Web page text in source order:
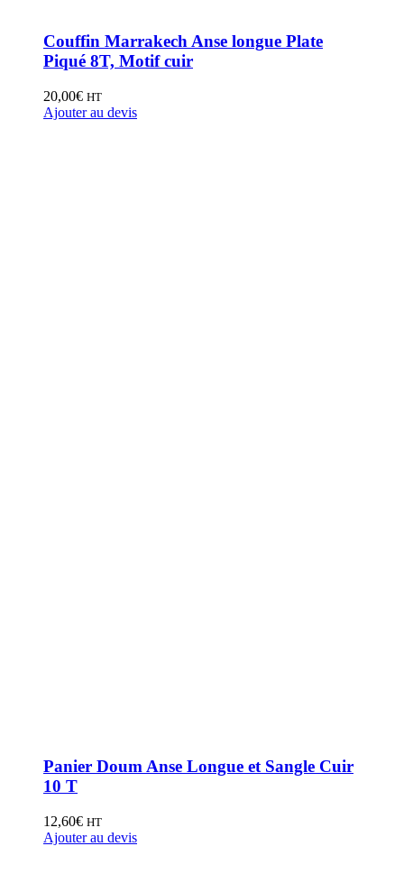
Couffin Marrakech Anse longue Plate
Piqué 8T, Motif cuir
20,00€ HT
Ajouter au devis
Panier Doum Anse Longue et Sangle Cuir
10 T
12,60€ HT
Ajouter au devis